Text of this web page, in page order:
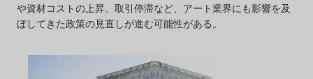
や資材コストの上昇、取引停滞など、アート業界にも影響を及
ぼしてきた政策の見直しが進む可能性がある。